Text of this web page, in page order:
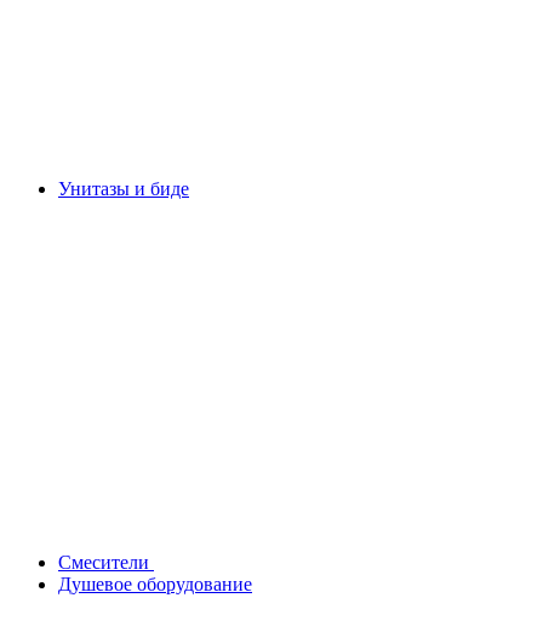
Унитазы и биде
Смесители
Душевое оборудование